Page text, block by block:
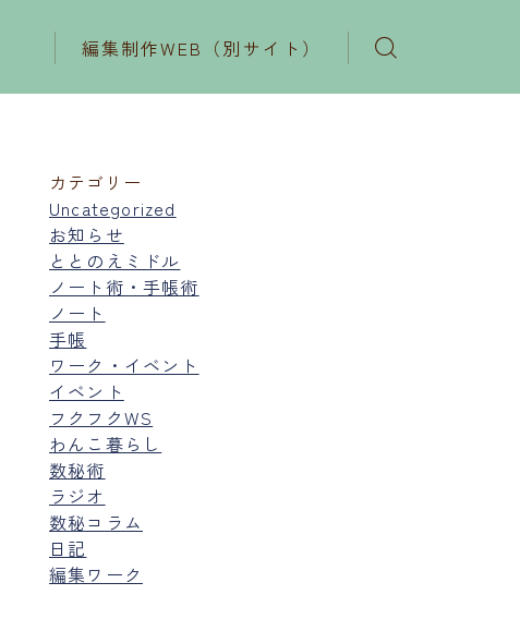
編集制作WEB（別サイト）
カテゴリー
Uncategorized
お知らせ
ととのえミドル
ノート術・手帳術
ノート
手帳
ワーク・イベント
イベント
フクフクWS
わんこ暮らし
数秘術
ラジオ
数秘コラム
日記
編集ワーク